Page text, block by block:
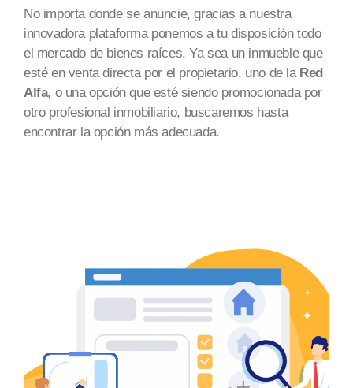
No importa donde se anuncie, gracias a nuestra
innovadora plataforma ponemos a tu disposición todo
el mercado de bienes raíces. Ya sea un inmueble que
esté en venta directa por el propietario, uno de la Red
Alfa, o una opción que esté siendo promocionada por
otro profesional inmobiliario, buscaremos hasta
encontrar la opción más adecuada.